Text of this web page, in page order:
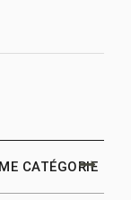
CATÉGORIE